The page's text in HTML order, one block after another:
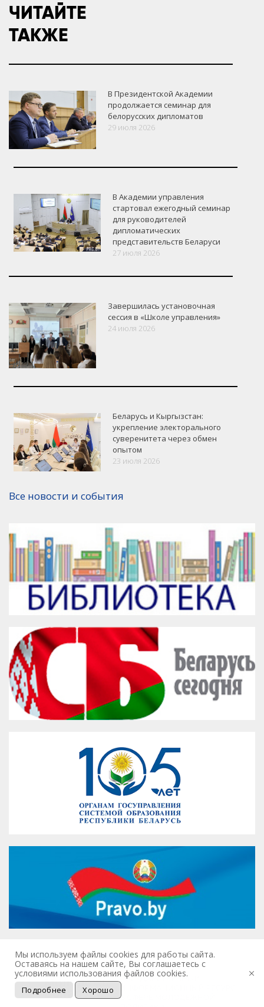
VK Google+ Facebook
ЧИТАЙТЕ
ТАКЖЕ
В Президентской Академии
продолжается семинар для
белорусских дипломатов
29 июля 2026
В Академии управления
стартовал ежегодный семинар
для руководителей
дипломатических
представительств Беларуси
27 июля 2026
Завершилась установочная
сессия в «Школе управления»
24 июля 2026
Беларусь и Кыргызстан:
укрепление электорального
суверенитета через обмен
опытом
23 июля 2026
Все новости и события
Мы используем файлы cookies для работы сайта.
Оставаясь на нашем сайте, Вы соглашаетесь с
условиями использования файлов cookies.
Подробнее Хорошо